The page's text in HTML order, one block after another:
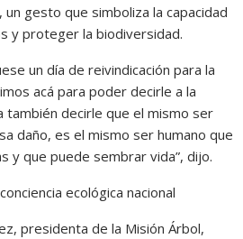
gesto que simboliza la capacidad
y proteger la biodiversidad.
un día de reivindicación para la
acá para poder decirle a la
también decirle que el mismo ser
daño, es el mismo ser humano que
y que puede sembrar vida”, dijo.
ecológica nacional
presidenta de la Misión Árbol,